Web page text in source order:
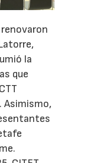
la
que
Asimismo,